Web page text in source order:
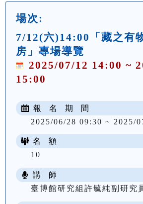
場次:
7/12(六)14:00「藏之有
房」專場導覽
2025/07/12 14:00 ~
15:00
報 名 期 間
2025/06/28 09:30 ~ 2025/
名 額
10
講 師
臺博館研究組許毓純副研究